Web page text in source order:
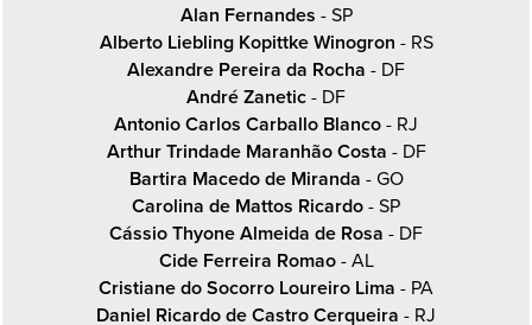
Alan Fernandes - SP
Alberto Liebling Kopittke Winogron - RS
Alexandre Pereira da Rocha - DF
André Zanetic- DF
Antonio Carlos Carballo Blanco- RJ
Arthur Trindade Maranhão Costa - DF
Bartira Macedo de Miranda - GO
Carolina de Mattos Ricardo- SP
Cássio Thyone Almeida de Rosa - DF
Cide Ferreira Romao- AL
Cristiane do Socorro Loureiro Lima - PA
Daniel Ricardo de Castro Cerqueira - RJ